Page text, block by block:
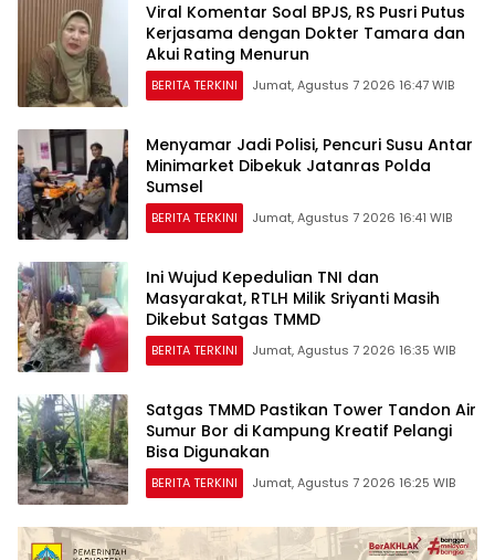
Viral Komentar Soal BPJS, RS Pusri Putus
Kerjasama dengan Dokter Tamara dan
Akui Rating Menurun
BERITA TERKINI Jumat, Agustus 7 2026 16:47 WIB
Menyamar Jadi Polisi, Pencuri Susu Antar
Minimarket Dibekuk Jatanras Polda
Sumsel
BERITA TERKINI Jumat, Agustus 7 2026 16:41 WIB
Ini Wujud Kepedulian TNI dan
Masyarakat, RTLH Milik Sriyanti Masih
Dikebut Satgas TMMD
BERITA TERKINI Jumat, Agustus 7 2026 16:35 WIB
Satgas TMMD Pastikan Tower Tandon Air
Sumur Bor di Kampung Kreatif Pelangi
Bisa Digunakan
BERITA TERKINI Jumat, Agustus 7 2026 16:25 WIB